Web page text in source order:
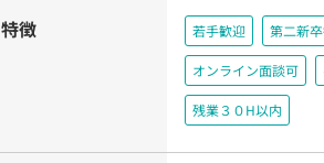
特徴 若手歓迎 第二新
オンライン面談可
残業３０H以内